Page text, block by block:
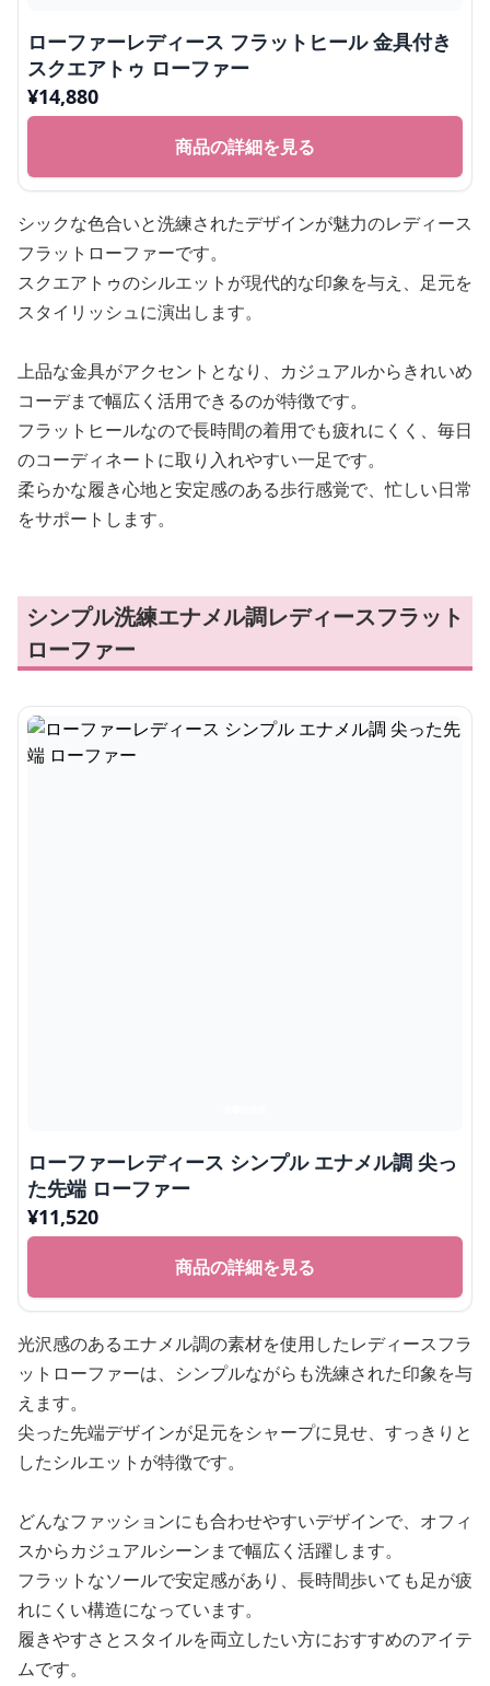
ローファーレディース フラットヒール 金具付き
スクエアトゥ ローファー
¥14,880
商品の詳細を見る
シックな色合いと洗練されたデザインが魅力のレディース
フラットローファーです。
スクエアトゥのシルエットが現代的な印象を与え、足元を
スタイリッシュに演出します。
上品な金具がアクセントとなり、カジュアルからきれいめ
コーデまで幅広く活用できるのが特徴です。
フラットヒールなので長時間の着用でも疲れにくく、毎日
のコーディネートに取り入れやすい一足です。
柔らかな履き心地と安定感のある歩行感覚で、忙しい日常
をサポートします。
シンプル洗練エナメル調レディースフラット
ローファー
ローファーレディース シンプル エナメル調 尖っ
た先端 ローファー
¥11,520
商品の詳細を見る
光沢感のあるエナメル調の素材を使用したレディースフラ
ットローファーは、シンプルながらも洗練された印象を与
えます。
尖った先端デザインが足元をシャープに見せ、すっきりと
したシルエットが特徴です。
どんなファッションにも合わせやすいデザインで、オフィ
スからカジュアルシーンまで幅広く活躍します。
フラットなソールで安定感があり、長時間歩いても足が疲
れにくい構造になっています。
履きやすさとスタイルを両立したい方におすすめのアイテ
ムです。